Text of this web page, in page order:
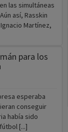
las simultáneas
así, Rasskin
Martínez,
para los
esperaba
conseguir
había sido
[...]